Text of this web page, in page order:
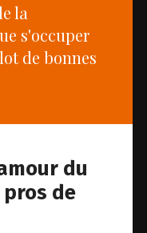
la
s'occuper
de bonnes
du
de